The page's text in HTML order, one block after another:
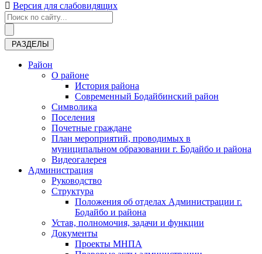
Версия для слабовидящих
РАЗДЕЛЫ
Район
О районе
История района
Современный Бодайбинский район
Символика
Поселения
Почетные граждане
План мероприятий, проводимых в
муниципальном образовании г. Бодайбо и района
Видеогалерея
Администрация
Руководство
Структура
Положения об отделах Администрации г.
Бодайбо и района
Устав, полномочия, задачи и функции
Документы
Проекты МНПА